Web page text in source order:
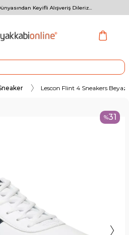
Keyifli Alışveriş Dileriz...
Lescon Flint 4 Sneakers
%31